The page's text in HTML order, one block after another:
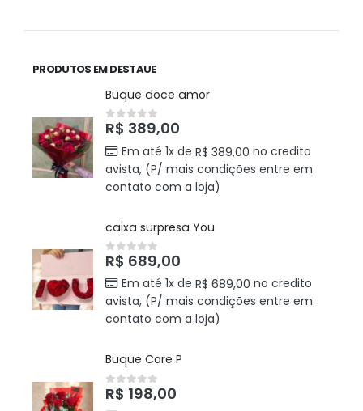
PRODUTOS EM DESTAUE
Buque doce amor
0out of 5
R$ 389,00
Em até 1x de R$ 389,00 no credito
avista, (P/ mais condições entre em
contato com a loja)
caixa surpresa You
0out of 5
R$ 689,00
Em até 1x de R$ 689,00 no credito
avista, (P/ mais condições entre em
contato com a loja)
Buque Core P
0out of 5
R$ 198,00